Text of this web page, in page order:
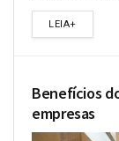
LEIA+
Benefícios
empresas